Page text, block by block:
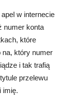
w internecie
numer konta
które
na, który numer
i tak trafią
przelewu
imię.